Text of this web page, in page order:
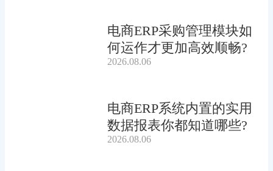
电商ERP采购管理模块如
何运作才更加高效顺畅?
2026.08.06
电商ERP系统内置的实用
数据报表你都知道哪些?
2026.08.06